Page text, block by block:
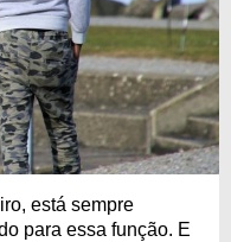
está sempre
para essa função. E